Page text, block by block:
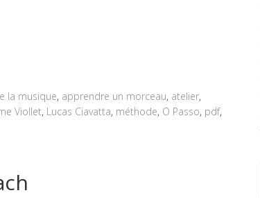
la musique, apprendre un morceau, atelier,
Viollet, Lucas Ciavatta, méthode, O Passo, pdf,